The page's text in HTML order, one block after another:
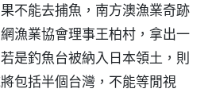
不能去捕魚，南方澳漁業奇跡
漁業協會理事王柏村，拿出一
是釣魚台被納入日本領土，則
包括半個台灣，不能等閒視